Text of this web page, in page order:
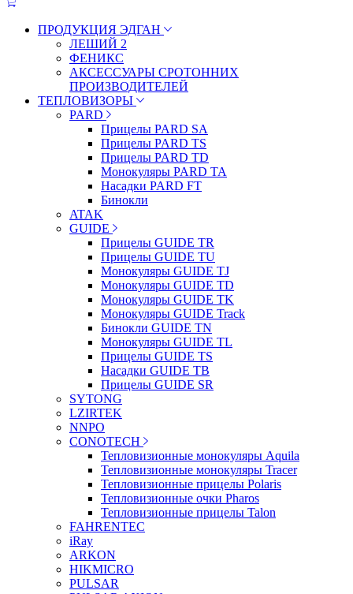
ПРОДУКЦИЯ ЭДГАН
ЛЕШИЙ 2
ФЕНИКС
АКСЕССУАРЫ СРОТОННИХ
ПРОИЗВОДИТЕЛЕЙ
ТЕПЛОВИЗОРЫ
PARD
Прицелы PARD SA
Прицелы PARD TS
Прицелы PARD TD
Монокуляры PARD TA
Насадки PARD FT
Бинокли
ATAK
GUIDE
Прицелы GUIDE TR
Прицелы GUIDE TU
Монокуляры GUIDE TJ
Монокуляры GUIDE TD
Монокуляры GUIDE TK
Монокуляры GUIDE Track
Бинокли GUIDE TN
Монокуляры GUIDE TL
Прицелы GUIDE TS
Насадки GUIDE TB
Прицелы GUIDE SR
SYTONG
LZIRTEK
NNPO
CONOTECH
Тепловизионные монокуляры Aquila
Тепловизионные монокуляры Tracer
Тепловизионные прицелы Polaris
Тепловизионные очки Pharos
Тепловизионные прицелы Talon
FAHRENTEC
iRay
ARKON
HIKMICRO
PULSAR